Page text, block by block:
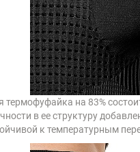
термофуфайка на 83%
в ее структуру
к температурным